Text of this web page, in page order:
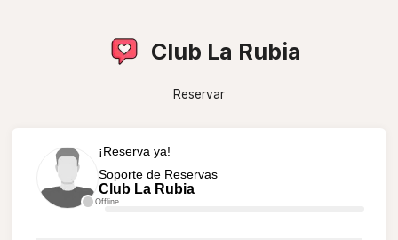
Club La Rubia
Reservar
Offline
¡Reserva ya!
Soporte de Reservas
Club La Rubia